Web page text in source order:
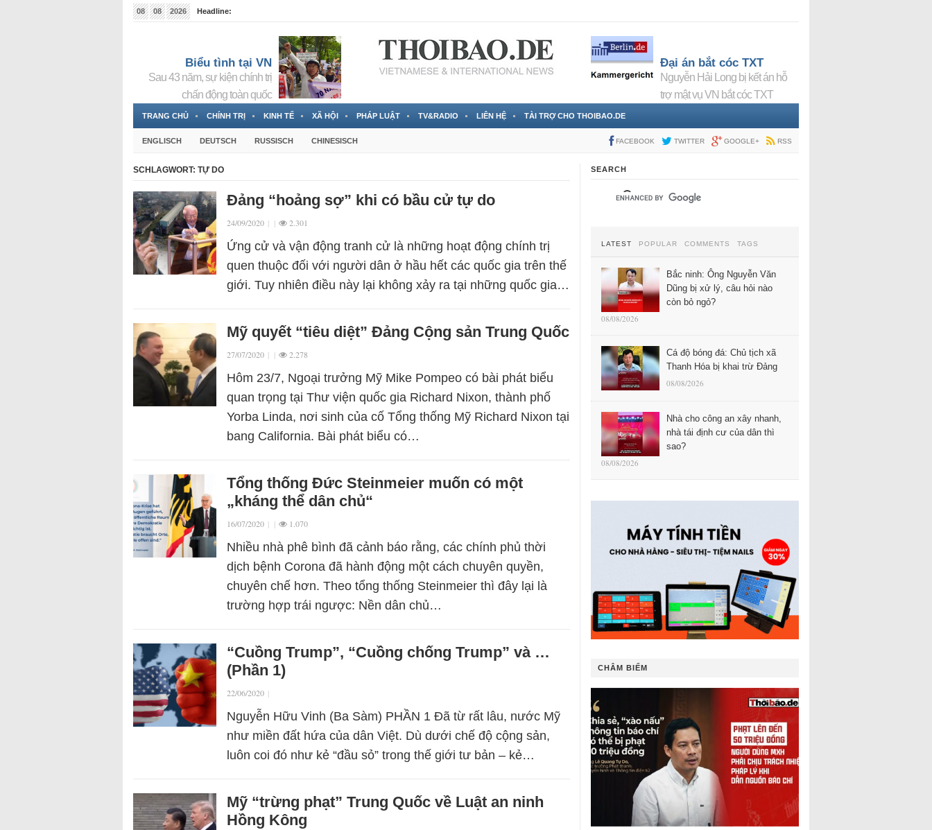
08 08 2026
Headline:
Biểu tình tại VN
Sau 43 năm, sự kiện chính trị
chấn động toàn quốc
Đại án bắt cóc TXT
Nguyễn Hải Long bị kết án hỗ
trợ mật vụ VN bắt cóc TXT
TRANG CHỦ CHÍNH TRỊ KINH TẾ XÃ HỘI PHÁP LUẬT TV&RADIO LIÊN HỆ TÀI TRỢ CHO THOIBAO.DE
ENGLISCH DEUTSCH RUSSISCH CHINESISCH FACEBOOK TWITTER GOOGLE+ RSS
SCHLAGWORT: TỰ DO
Đảng “hoảng sợ” khi có bầu cử tự do
24/09/2020 | | 2.301
Ứng cử và vận động tranh cử là những hoạt động chính trị
quen thuộc đối với người dân ở hầu hết các quốc gia trên thế
giới. Tuy nhiên điều này lại không xảy ra tại những quốc gia…
Mỹ quyết “tiêu diệt” Đảng Cộng sản Trung Quốc
27/07/2020 | | 2.278
Hôm 23/7, Ngoại trưởng Mỹ Mike Pompeo có bài phát biểu
quan trọng tại Thư viện quốc gia Richard Nixon, thành phố
Yorba Linda, nơi sinh của cố Tổng thống Mỹ Richard Nixon tại
bang California. Bài phát biểu có…
Tổng thống Đức Steinmeier muốn có một
„kháng thể dân chủ“
16/07/2020 | | 1.070
Nhiều nhà phê bình đã cảnh báo rằng, các chính phủ thời
dịch bệnh Corona đã hành động một cách chuyên quyền,
chuyên chế hơn. Theo tổng thống Steinmeier thì đây lại là
trường hợp trái ngược: Nền dân chủ…
“Cuồng Trump”, “Cuồng chống Trump” và …
(Phần 1)
22/06/2020 |
Nguyễn Hữu Vinh (Ba Sàm) PHẦN 1 Đã từ rất lâu, nước Mỹ
như miền đất hứa của dân Việt. Dù dưới chế độ cộng sản,
luôn coi đó như kẻ “đầu sỏ” trong thế giới tư bản – kẻ…
Mỹ “trừng phạt” Trung Quốc về Luật an ninh
Hồng Kông
SEARCH
LATEST POPULAR COMMENTS TAGS
Bắc ninh: Ông Nguyễn Văn
Dũng bị xử lý, câu hỏi nào
còn bỏ ngỏ?
08/08/2026
Cá độ bóng đá: Chủ tịch xã
Thanh Hóa bị khai trừ Đảng
08/08/2026
Nhà cho công an xây nhanh,
nhà tái định cư của dân thì
sao?
08/08/2026
CHÂM BIẾM